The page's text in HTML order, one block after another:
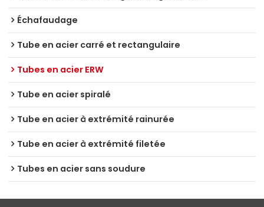
Échafaudage
Tube en acier carré et rectangulaire
Tubes en acier ERW
Tube en acier spiralé
Tube en acier à extrémité rainurée
Tube en acier à extrémité filetée
Tubes en acier sans soudure